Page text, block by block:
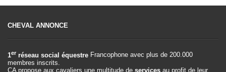
CHEVAL ANNONCE
1er réseau social équestre Francophone avec plus de 200.000
membres inscrits.
CA propose aux cavaliers une multitude de services au profit de leur